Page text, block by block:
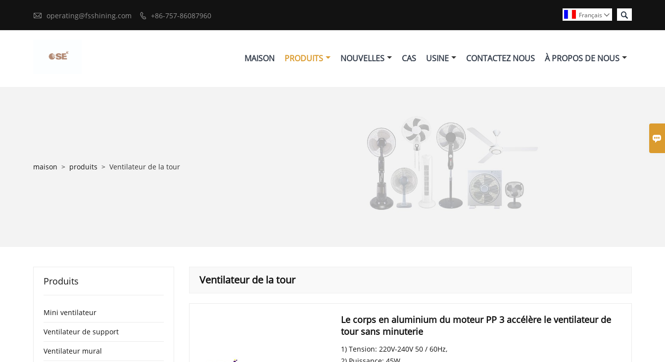

 operating@fsshining.com  +86-757-86087960 
Français 
MAISON PRODUITS NOUVELLES CAS USINE CONTACTEZ NOUS À PROPOS DE NOUS
maison > produits > Ventilateur de la tour
Ventilateur de la tour
Le corps en aluminium du moteur PP 3 accélère le ventilateur de
tour sans minuterie
1) Tension: 220V-240V 50 / 60Hz,
Produits
Mini ventilateur
Ventilateur de support
Ventilateur mural